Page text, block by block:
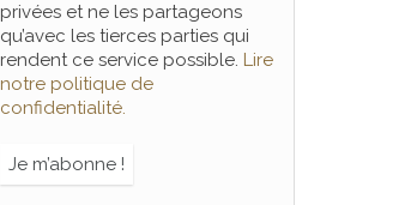
privées et ne les partageons
qu’avec les tierces parties qui
rendent ce service possible. Lire
notre politique de
confidentialité.